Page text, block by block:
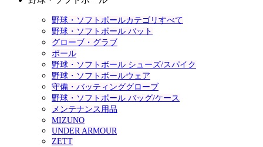
野球・ソフトボールカテゴリすべて
野球・ソフトボール バット
グローブ・グラブ
ボール
野球・ソフトボール シューズ/スパイク
野球・ソフトボールウェア
守備・バッティンググローブ
野球・ソフトボール バッグ/ケース
メンテナンス用品
MIZUNO
UNDER ARMOUR
ZETT